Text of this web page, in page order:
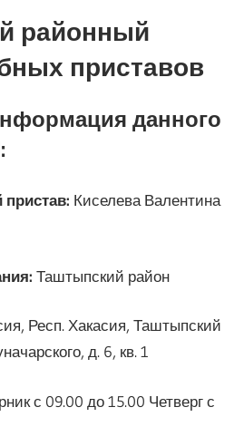
районный
приставов
данного
Киселева Валентина
Таштыпский район
Респ. Хакасия, Таштыпский
д. 6, кв. 1
с 09.00 до 15.00 Четверг с